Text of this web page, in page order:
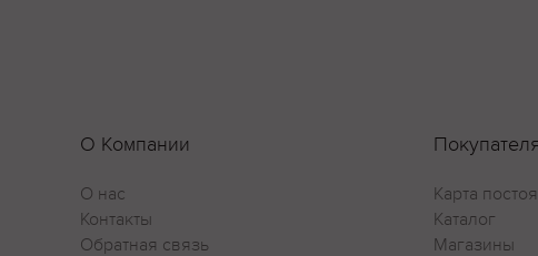
О Компании
О нас
Контакты
Обратная связь
Карта
Каталог
Магазины